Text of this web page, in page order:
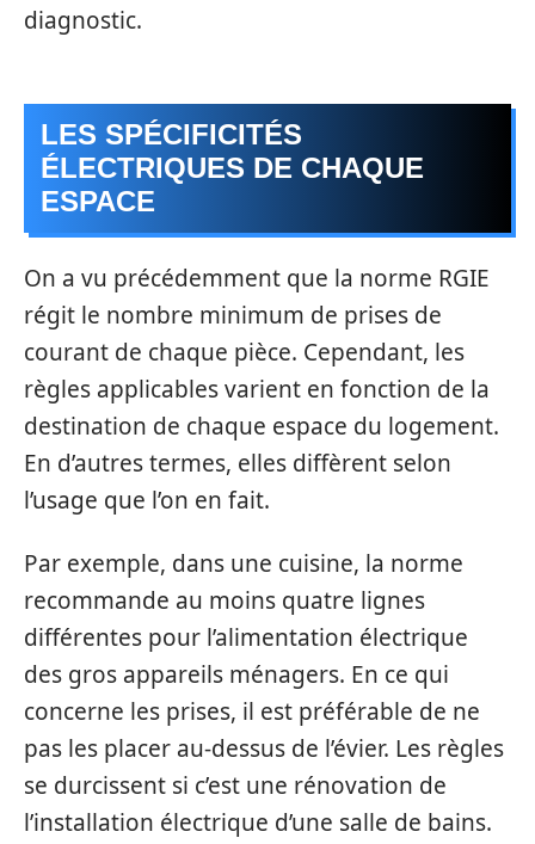
diagnostic.
LES SPÉCIFICITÉS
ÉLECTRIQUES DE CHAQUE
ESPACE
On a vu précédemment que la norme RGIE
régit le nombre minimum de prises de
courant de chaque pièce. Cependant, les
règles applicables varient en fonction de la
destination de chaque espace du logement.
En d’autres termes, elles diffèrent selon
l’usage que l’on en fait.
Par exemple, dans une cuisine, la norme
recommande au moins quatre lignes
différentes pour l’alimentation électrique
des gros appareils ménagers. En ce qui
concerne les prises, il est préférable de ne
pas les placer au-dessus de l’évier. Les règles
se durcissent si c’est une rénovation de
l’installation électrique d’une salle de bains.